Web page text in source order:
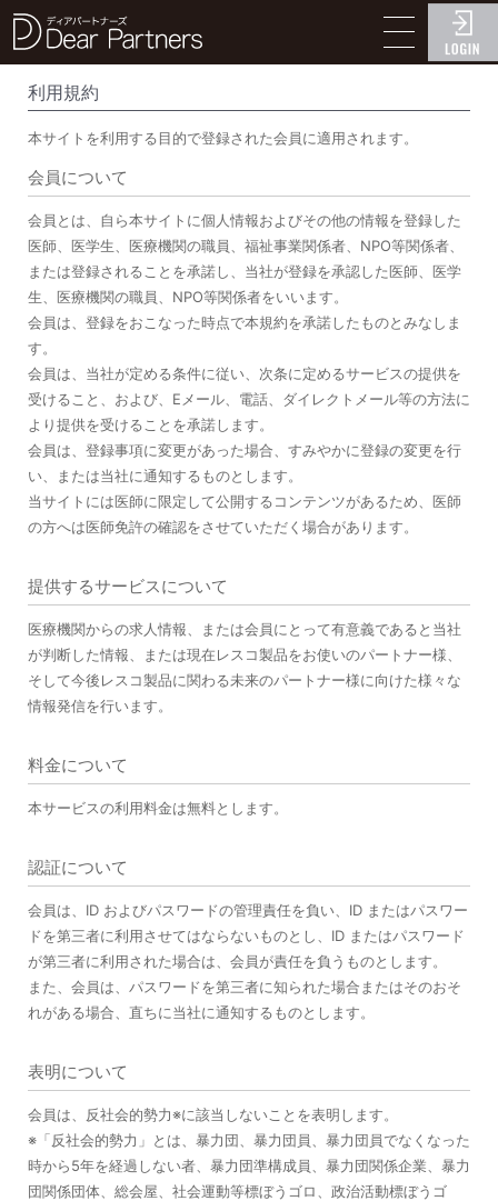
ディアパートナーズ
利用規約
本サイトを利用する目的で登録された会員に適用されます。
会員について
会員とは、自ら本サイトに個人情報およびその他の情報を登録した
医師、医学生、医療機関の職員、福祉事業関係者、NPO等関係者、
または登録されることを承諾し、当社が登録を承認した医師、医学
生、医療機関の職員、NPO等関係者をいいます。
会員は、登録をおこなった時点で本規約を承諾したものとみなしま
す。
会員は、当社が定める条件に従い、次条に定めるサービスの提供を
受けること、および、Eメール、電話、ダイレクトメール等の方法に
より提供を受けることを承諾します。
会員は、登録事項に変更があった場合、すみやかに登録の変更を行
い、または当社に通知するものとします。
当サイトには医師に限定して公開するコンテンツがあるため、医師
の方へは医師免許の確認をさせていただく場合があります。
提供するサービスについて
医療機関からの求人情報、または会員にとって有意義であると当社
が判断した情報、または現在レスコ製品をお使いのパートナー様、
そして今後レスコ製品に関わる未来のパートナー様に向けた様々な
情報発信を行います。
料金について
本サービスの利用料金は無料とします。
認証について
会員は、ID およびパスワードの管理責任を負い、ID またはパスワー
ドを第三者に利用させてはならないものとし、ID またはパスワード
が第三者に利用された場合は、会員が責任を負うものとします。
また、会員は、パスワードを第三者に知られた場合またはそのおそ
れがある場合、直ちに当社に通知するものとします。
表明について
会員は、反社会的勢力※に該当しないことを表明します。
※「反社会的勢力」とは、暴力団、暴力団員、暴力団員でなくなった
時から5年を経過しない者、暴力団準構成員、暴力団関係企業、暴力
団関係団体、総会屋、社会運動等標ぼうゴロ、政治活動標ぼうゴ